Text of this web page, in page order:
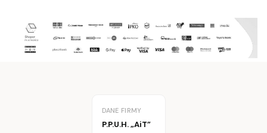
DANE FIRMY
P.P.U.H. „AiT”